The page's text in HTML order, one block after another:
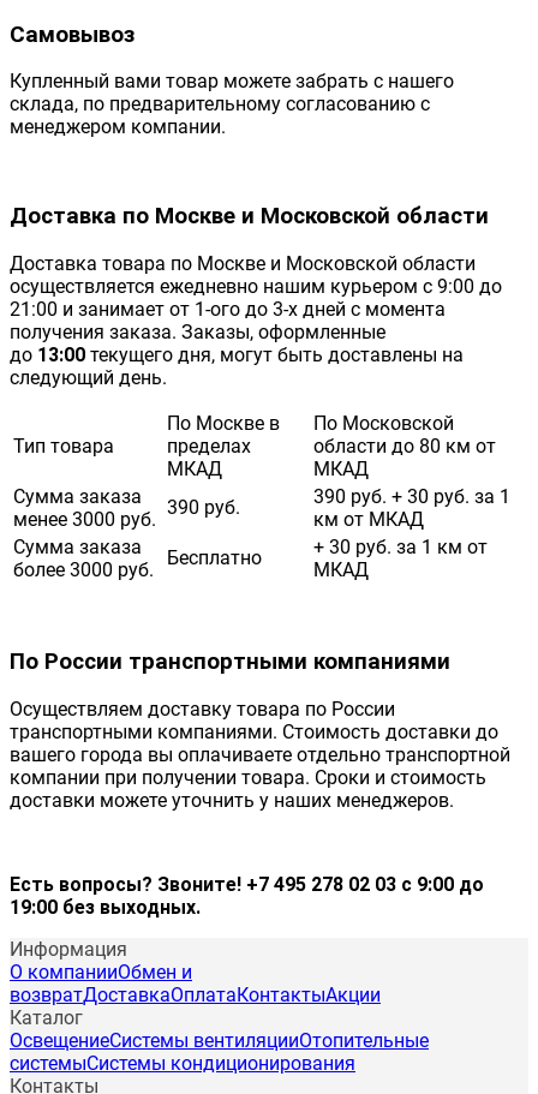
Самовывоз
Купленный вами товар можете забрать с нашего
склада, по предварительному согласованию с
менеджером компании.
Доставка по Москве и Московской области
Доставка товара по Москве и Московской области
осуществляется ежедневно нашим курьером с 9:00 до
21:00 и занимает от 1-ого до 3-х дней с момента
получения заказа. Заказы, оформленные
до 13:00 текущего дня, могут быть доставлены на
следующий день.
Тип товара
По Москве в
пределах
МКАД
По Московской
области до 80 км от
МКАД
Сумма заказа
менее 3000 руб.
390 руб.
390 руб. + 30 руб. за 1
км от МКАД
Сумма заказа
более 3000 руб.
Бесплатно
+ 30 руб. за 1 км от
МКАД
По России транспортными компаниями
Осуществляем доставку товара по России
транспортными компаниями. Стоимость доставки до
вашего города вы оплачиваете отдельно транспортной
компании при получении товара. Сроки и стоимость
доставки можете уточнить у наших менеджеров.
Есть вопросы? Звоните! +7 495 278 02 03 с 9:00 до
19:00 без выходных.
Информация
О компанииОбмен и
возвратДоставкаОплата КонтактыАкции
Каталог
ОсвещениеСистемы вентиляцииОтопительные
системыСистемы кондиционирования
Контакты